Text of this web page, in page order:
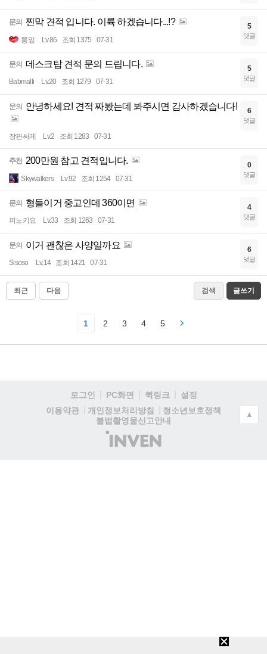
문의 찐막 견적 입니다. 이륙 하겠습니다...!?
뽕잎 Lv.86 조회 1375 07-31
5
댓글
문의 데스크탑 견적 문의 드립니다.
Babmalli Lv.20 조회 1279 07-31
5
댓글
문의 안녕하세요! 견적 짜봤는데 봐주시면 감사하겠습니다!
장판싸게 Lv.2 조회 1283 07-31
6
댓글
추천 200만원 참고 견적입니다.
Skywalkers Lv.92 조회 1254 07-31
0
댓글
문의 형들이거 중고인데 360이면
피노키요 Lv.33 조회 1263 07-31
4
댓글
문의 이거 괜찮은 사양일까요
Sisoso Lv.14 조회 1421 07-31
6
댓글
최근 다음 검색 글쓰기
1 2 3 4 5
로그인 PC화면 퀵링크
설정
이용약관
개인정보처리방침
청소년보호정책
불법촬영물신고안내
(주)
인
▲